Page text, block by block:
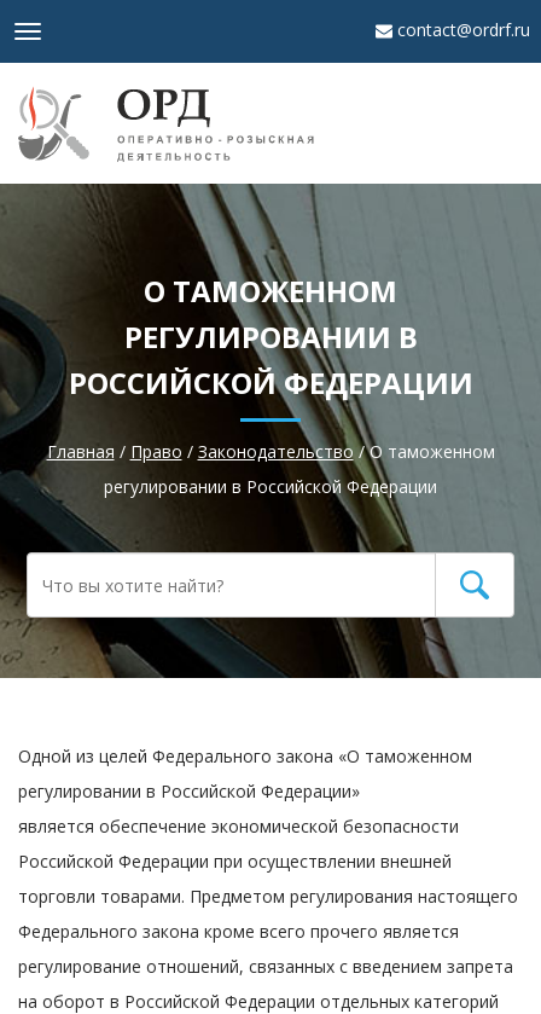
contact@ordrf.ru
Toggle
О ТАМОЖЕННОМ
РЕГУЛИРОВАНИИ В
РОССИЙСКОЙ ФЕДЕРАЦИИ
Главная / Право / Законодательство /О таможенном
регулировании в Российской Федерации
Одной из целей Федерального закона «О таможенном
регулировании в Российской Федерации»
является обеспечение экономической безопасности
Российской Федерации при осуществлении внешней
торговли товарами. Предметом регулирования настоящего
Федерального закона кроме всего прочего является
регулирование отношений, связанных с введением запрета
на оборот в Российской Федерации отдельных категорий